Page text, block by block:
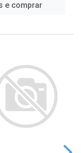
e comprar